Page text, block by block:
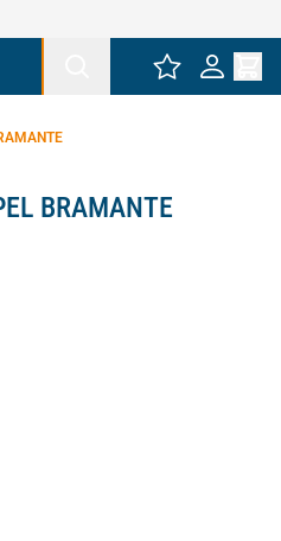
BRAMANTE